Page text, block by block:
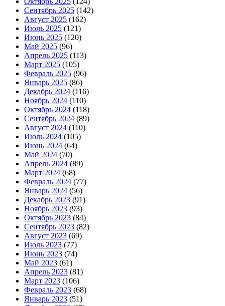
Сентябрь 2025 (142)
Август 2025 (162)
Июль 2025 (121)
Июнь 2025 (120)
Май 2025 (96)
Апрель 2025 (113)
Март 2025 (105)
Февраль 2025 (96)
Январь 2025 (86)
Декабрь 2024 (116)
Ноябрь 2024 (110)
Октябрь 2024 (118)
Сентябрь 2024 (89)
Август 2024 (110)
Июль 2024 (105)
Июнь 2024 (64)
Май 2024 (70)
Апрель 2024 (89)
Март 2024 (68)
Февраль 2024 (77)
Январь 2024 (56)
Декабрь 2023 (91)
Ноябрь 2023 (93)
Октябрь 2023 (84)
Сентябрь 2023 (82)
Август 2023 (69)
Июль 2023 (77)
Июнь 2023 (74)
Май 2023 (61)
Апрель 2023 (81)
Март 2023 (106)
Февраль 2023 (68)
Январь 2023 (51)